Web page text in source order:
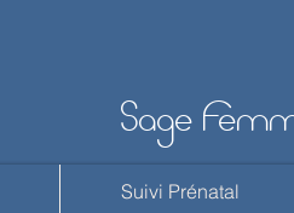
Sage
Suivi Prénatal